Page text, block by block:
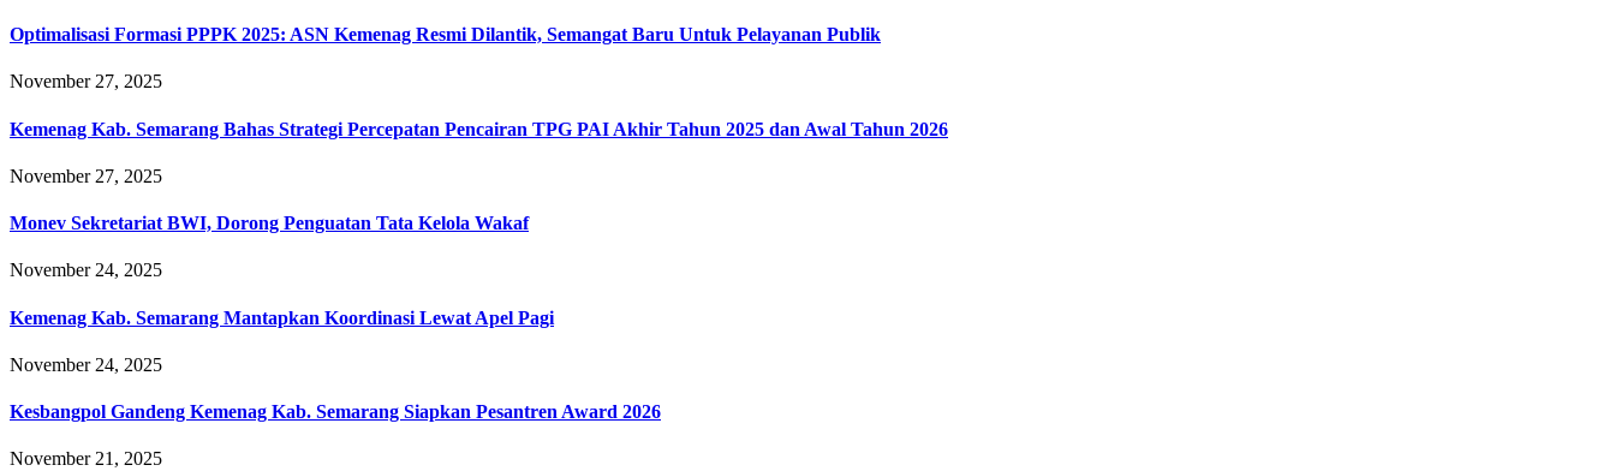
Optimalisasi Formasi PPPK 2025: ASN Kemenag Resmi Dilantik, Semangat Baru Untuk Pelayanan Publik
November 27, 2025
Kemenag Kab. Semarang Bahas Strategi Percepatan Pencairan TPG PAI Akhir Tahun 2025 dan Awal Tahun 2026
November 27, 2025
Monev Sekretariat BWI, Dorong Penguatan Tata Kelola Wakaf
November 24, 2025
Kemenag Kab. Semarang Mantapkan Koordinasi Lewat Apel Pagi
November 24, 2025
Kesbangpol Gandeng Kemenag Kab. Semarang Siapkan Pesantren Award 2026
November 21, 2025